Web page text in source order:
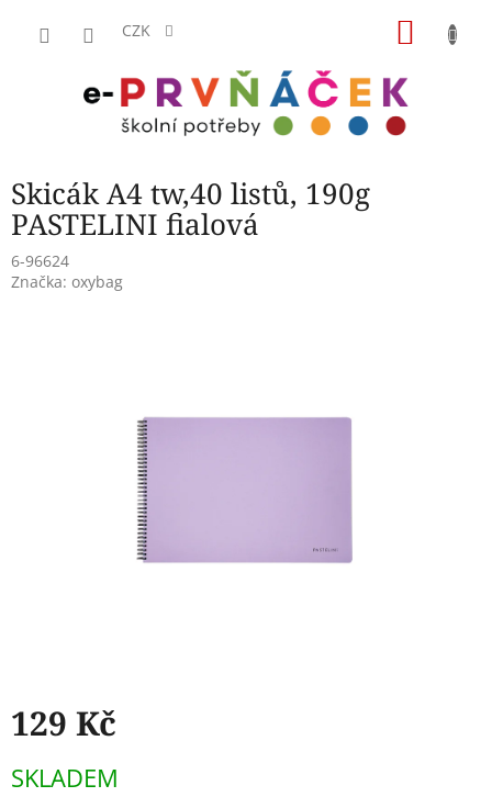
CZK
Skicák A4 tw,40 listů, 190g
PASTELINI fialová
6-96624
Značka: oxybag
129 Kč
cena:
SKLADEM